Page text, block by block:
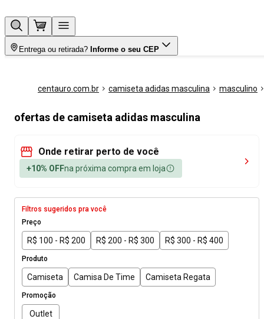
Entrega ou retirada? Informe o seu CEP
centauro.com.br camiseta adidas masculina masculino
ofertas de camiseta adidas masculina
Onde retirar perto de você
+10% OFFna próxima compra em loja
Filtros sugeridos pra você
Preço
R$ 100 - R$ 200 R$ 200 - R$ 300 R$ 300 - R$ 400
Produto
Camiseta Camisa De Time Camiseta Regata
Promoção
Outlet